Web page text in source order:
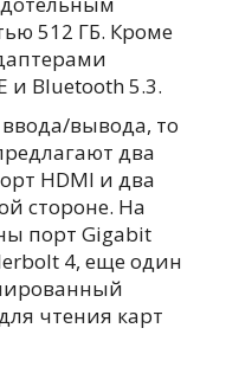
512 ГБ. Кроме
и Bluetooth 5.3.
вывода, то
два
HDMI и два
стороне. На
порт Gigabit
4, еще один
чтения карт